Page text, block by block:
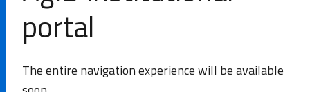
portal
The entire navigation experience will be available
Agency